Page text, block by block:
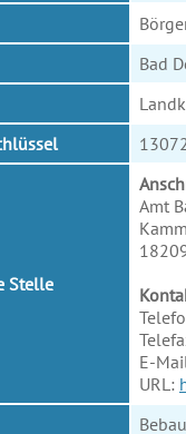
Bad
Stelle
Amt
E-
URL: